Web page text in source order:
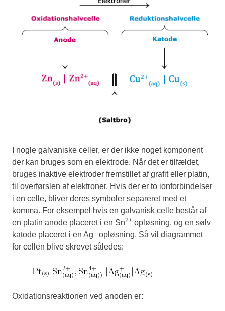
I nogle galvaniske celler, er der ikke noget komponent
der kan bruges som en elektrode. Når det er tilfældet,
bruges inaktive elektroder fremstillet af grafit eller platin,
til overførslen af elektroner. Hvis der er to ionforbindelser
i en celle, bliver deres symboler separeret med et
komma. For eksempel hvis en galvanisk celle består af
en platin anode placeret i en Sn2+ opløsning, og en sølv
katode placeret i en Ag+ opløsning. Så vil diagrammet
for cellen blive skrevet således:
Oxidationsreaktionen ved anoden er: